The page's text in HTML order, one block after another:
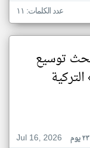
عدد الكلمات: ١١
توسيع
Jul 16, 2026